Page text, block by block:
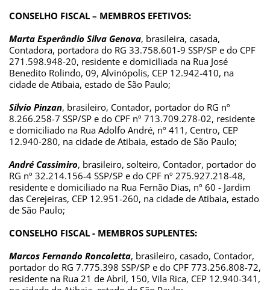
CONSELHO FISCAL – MEMBROS EFETIVOS:
Marta Esperândio Silva Genova, brasileira, casada,
Contadora, portadora do RG 33.758.601-9 SSP/SP e do CPF
271.598.948-20, residente e domiciliada na Rua José
Benedito Rolindo, 09, Alvinópolis, CEP 12.942-410, na
cidade de Atibaia, estado de São Paulo;
Silvio Pinzan, brasileiro, Contador, portador do RG nº
8.266.258-7 SSP/SP e do CPF nº 713.709.278-02, residente
e domiciliado na Rua Adolfo André, nº 411, Centro, CEP
12.940-280, na cidade de Atibaia, estado de São Paulo;
André Cassimiro, brasileiro, solteiro, Contador, portador do
RG nº 32.214.156-4 SSP/SP e do CPF nº 275.927.218-48,
residente e domiciliado na Rua Fernão Dias, nº 60 - Jardim
das Cerejeiras, CEP 12.951-260, na cidade de Atibaia, estado
de São Paulo;
CONSELHO FISCAL - MEMBROS SUPLENTES:
Marcos Fernando Roncoletta, brasileiro, casado, Contador,
portador do RG 7.775.398 SSP/SP e do CPF 773.256.808-72,
residente na Rua 21 de Abril, 150, Vila Rica, CEP 12.940-341,